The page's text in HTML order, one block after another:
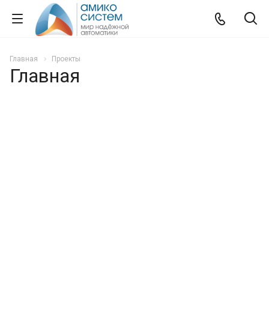
Главная Проекты
Главная